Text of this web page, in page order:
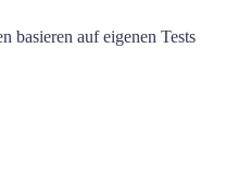
basieren auf eigenen Tests